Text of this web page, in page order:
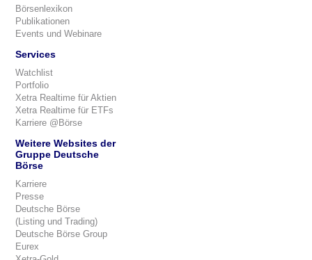
Börsenlexikon
Publikationen
Events und Webinare
Services
Watchlist
Portfolio
Xetra Realtime für Aktien
Xetra Realtime für ETFs
Karriere @Börse
Weitere Websites der
Gruppe Deutsche
Börse
Karriere
Presse
Deutsche Börse
(Listing und Trading)
Deutsche Börse Group
Eurex